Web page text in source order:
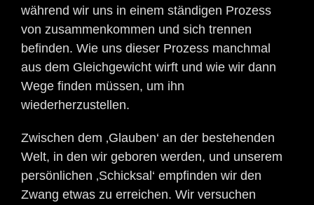
während wir uns in einem ständigen Prozess
von zusammenkommen und sich trennen
befinden. Wie uns dieser Prozess manchmal
aus dem Gleichgewicht wirft und wie wir dann
Wege finden müssen, um ihn
wiederherzustellen.
Zwischen dem ‚Glauben‘ an der bestehenden
Welt, in den wir geboren werden, und unserem
persönlichen ‚Schicksal‘ empfinden wir den
Zwang etwas zu erreichen. Wir versuchen